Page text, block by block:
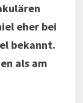
eher bei
bekannt.
als am